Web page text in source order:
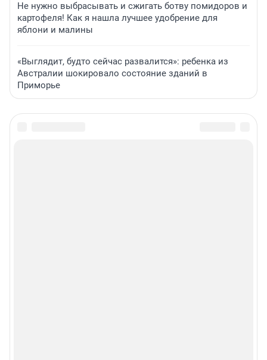
Не нужно выбрасывать и сжигать ботву помидоров и
картофеля! Как я нашла лучшее удобрение для
яблони и малины
«Выглядит, будто сейчас развалится»: ребенка из
Австралии шокировало состояние зданий в
Приморье